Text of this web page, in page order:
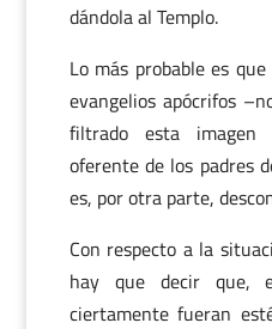
dándola al Templo.
Lo más probable es
evangelios apócrifos
filtrado esta imagen
oferente de los padres
es, por otra parte,
Con respecto a la
hay que decir que,
ciertamente fueran